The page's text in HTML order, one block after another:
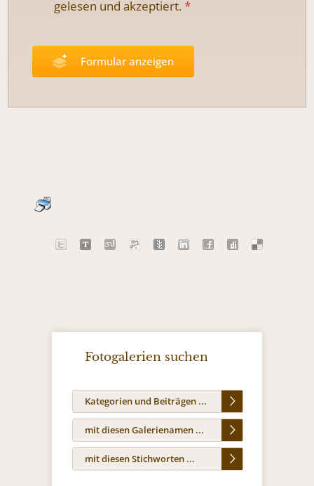
gelesen und akzeptiert.*
Formular anzeigen
Fotogalerien suchen
Kategorien und Beiträgen ...
mit diesen Galerienamen ...
mit diesen Stichworten ...